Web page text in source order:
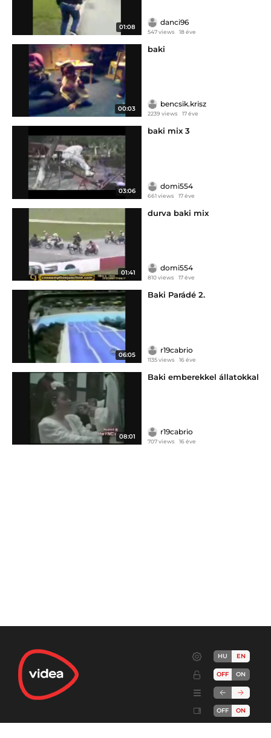
01:08
danci96
547 views 18 éve
00:03
baki
bencsik.krisz
2239 views 17 éve
03:06
baki mix 3
domi554
661 views 17 éve
01:41
durva baki mix
domi554
810 views 17 éve
06:05
Baki Parádé 2.
r19cabrio
1135 views 16 éve
08:01
Baki emberekkel állatokkal
r19cabrio
707 views 16 éve
HU EN
OFF ON
OFF ON